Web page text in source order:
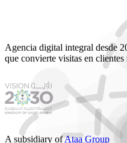
Agencia digital integral desde
que convierte visitas en clientes
A subsidiary ofAtaa Group